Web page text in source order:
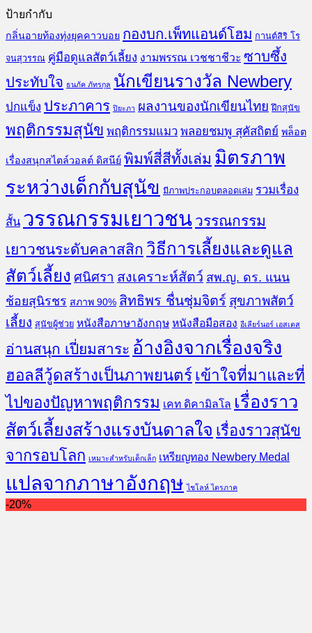
ป้ายกำกับ
กลิ่นอายท้องทุ่งยุคคาวบอย กองบก.เพ็ทแอนด์โฮม กานต์สิริ โร
จนสุวรรณ คู่มือดูแลสัตว์เลี้ยง งามพรรณ เวชชาชีวะ ซาบซึ้ง
ประทับใจ ธนภัค ภัทรกุล นักเขียนรางวัล Newbery
ปกแข็ง ประภาคาร ปิยะภา ผลงานของนักเขียนไทย ฝึกสุนัข
พฤติกรรมสุนัข พฤติกรรมแมว พลอยชมพู สุคัสถิตย์ พล็อต
เรื่องสนุกสไตล์วอลต์ ดิสนีย์ พิมพ์สี่สีทั้งเล่ม มิตรภาพ
ระหว่างเด็กกับสุนัข มีภาพประกอบตลอดเล่ม รวมเรื่อง
สั้น วรรณกรรมเยาวชน วรรณกรรม
เยาวชนระดับคลาสสิก วิธีการเลี้ยงและดูแล
สัตว์เลี้ยง ศนิศรา สงเคราะห์สัตว์ สพ.ญ. ดร. แนน
ช้อยสุนิรชร สภาพ 90% สิทธิพร ชื่นชุ่มจิตร์ สุขภาพสัตว์
เลี้ยง สุนัขผู้ช่วย หนังสือภาษาอังกฤษ หนังสือมือสอง อีเลียร์นอร์ เอสเตส
อ่านสนุก เปี่ยมสาระ อ้างอิงจากเรื่องจริง
ฮอลลีวู้ดสร้างเป็นภาพยนตร์ เข้าใจที่มาและที่
ไปของปัญหาพฤติกรรม เคท ดิคามิลโล เรื่องราว
สัตว์เลี้ยงสร้างแรงบันดาลใจ เรื่องราวสุนัข
จากรอบโลก เหมาะสำหรับเด็กเล็ก เหรียญทอง Newbery Medal
แปลจากภาษาอังกฤษ ไชโลห์ ไตรภาค
-20%